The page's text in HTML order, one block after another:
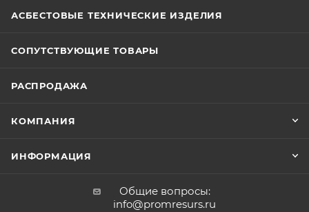
АСБЕСТОВЫЕ ТЕХНИЧЕСКИЕ ИЗДЕЛИЯ
СОПУТСТВУЮЩИЕ ТОВАРЫ
РАСПРОДАЖА
КОМПАНИЯ
ИНФОРМАЦИЯ
Общие вопросы:
info@promresurs.ru